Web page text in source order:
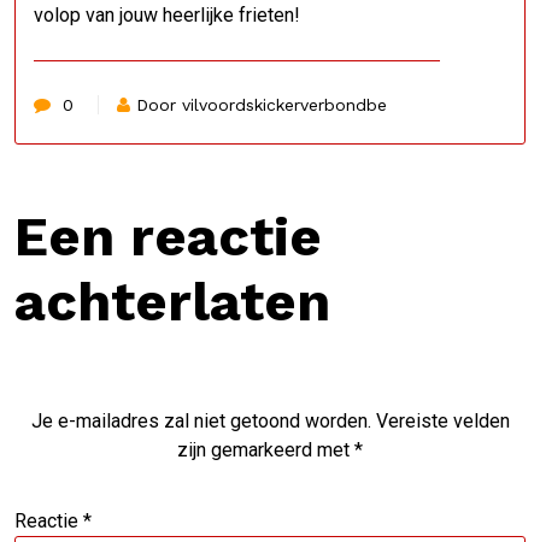
volop van jouw heerlijke frieten!
0 Door vilvoordskickerverbondbe
Een reactie
achterlaten
Je e-mailadres zal niet getoond worden. Vereiste velden
zijn gemarkeerd met *
Reactie *